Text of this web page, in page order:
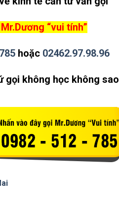
“vui tính”
hoặc 02462.97.98.96
gọi không học không sao